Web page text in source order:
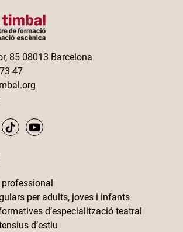
85 08013 Barcelona
47
per adults, joves i infants
d’especialització teatral
d’estiu